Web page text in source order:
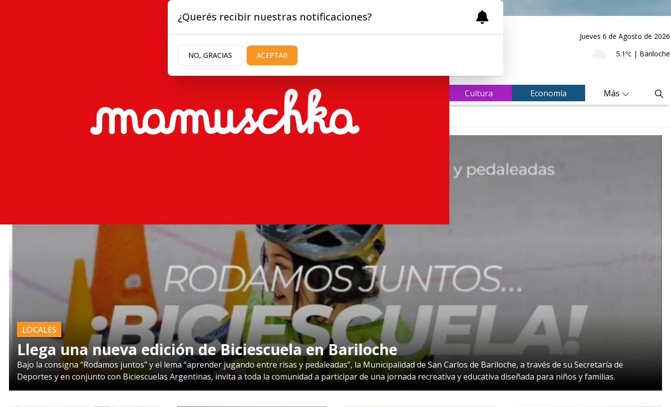
Jueves 6 de Agosto de 2026
5.1ºc | Bariloche
Policiales / Judiciales Cultura Economía Más
LOCALES
Llega una nueva edición de Biciescuela en Bariloche
Bajo la consigna “Rodamos juntos” y el lema “aprender jugando entre risas y pedaleadas”, la Municipalidad de San Carlos de Bariloche, a través de su Secretaría de
Deportes y en conjunto con Biciescuelas Argentinas, invita a toda la comunidad a participar de una jornada recreativa y educativa diseñada para niños y familias.
¿Querés recibir nuestras notificaciones?
NO, GRACIAS ACEPTAR